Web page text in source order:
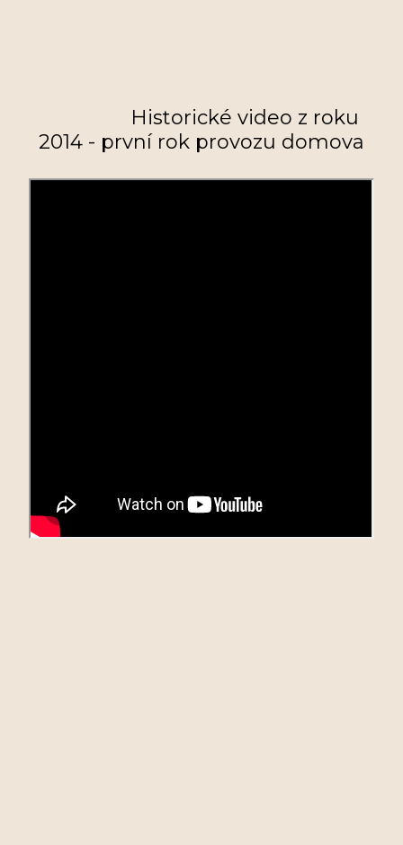
Historické video z roku
2014 - první rok provozu domova